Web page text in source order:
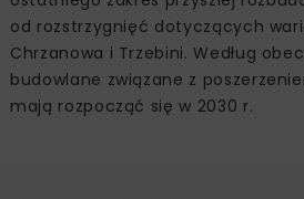
od rozstrzygnięć dotyczących
Chrzanowa i Trzebini. Według
budowlane związane z
mają rozpocząć się w 2030 r.